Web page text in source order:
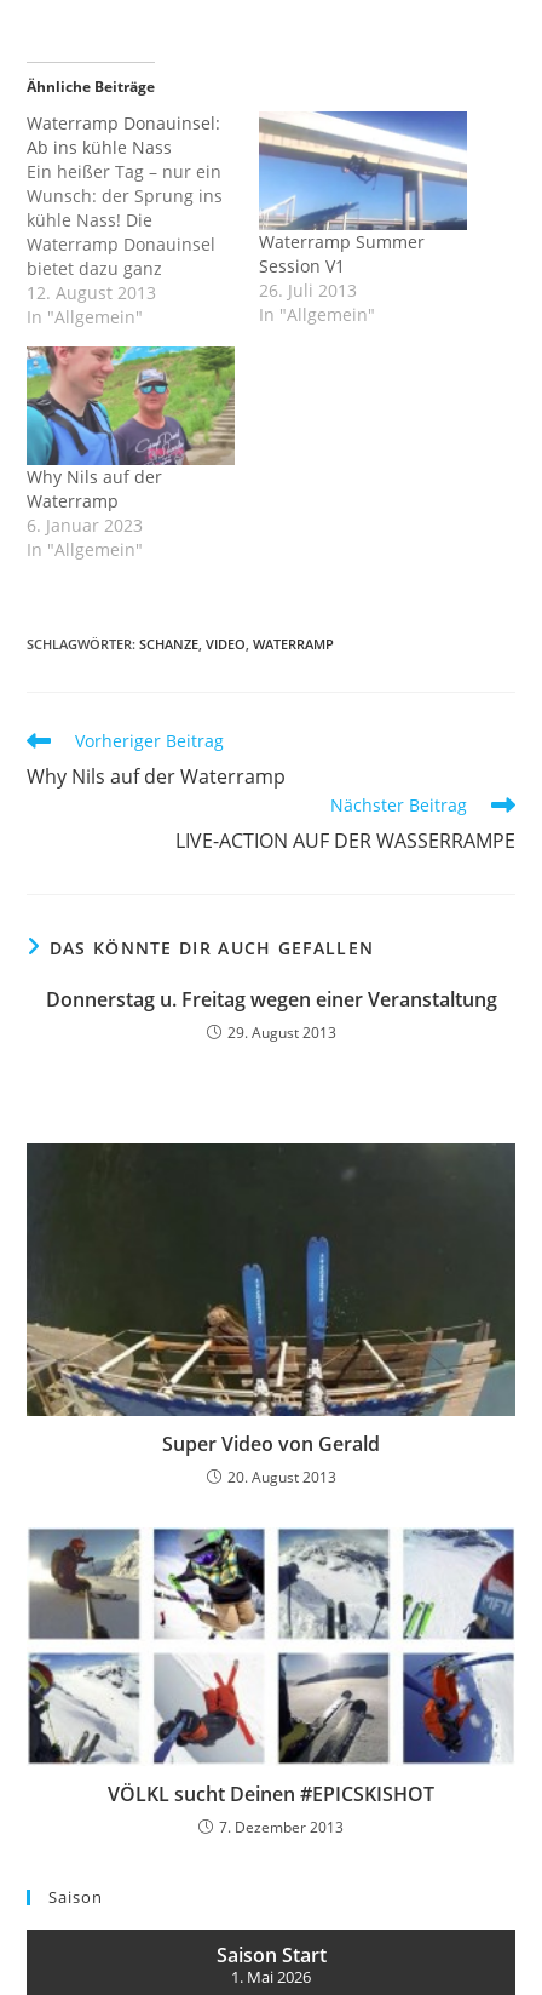
Ähnliche Beiträge
Waterramp Donauinsel:
Ab ins kühle Nass
Ein heißer Tag – nur ein
Wunsch: der Sprung ins
kühle Nass! Die
Waterramp Donauinsel
bietet dazu ganz
besondere
Möglichkeiten. Da geht’s
richtig akrobatisch zur
Sache – ziemlich
beeindruckend. Super
Beitrag auf cityandlife.at
http://cityandlife.at/Wate
rramp-Donauinsel-Ab-
ins-kuehle-
Nass.15033.0.html
12. August 2013
In "Allgemein"
Waterramp Summer
Session V1
26. Juli 2013
In "Allgemein"
Why Nils auf der
Waterramp
6. Januar 2023
In "Allgemein"
SCHLAGWÖRTER:SCHANZE, VIDEO, WATERRAMP
Weitere
Artikel
ansehen
Vorheriger Beitrag
Why Nils auf der Waterramp
Nächster Beitrag
LIVE-ACTION AUF DER WASSERRAMPE
DAS KÖNNTE DIR AUCH GEFALLEN
Donnerstag u. Freitag wegen einer Veranstaltung
29. August 2013
Super Video von Gerald
20. August 2013
VÖLKL sucht Deinen #EPICSKISHOT
7. Dezember 2013
Saison
Saison Start
1. Mai 2026